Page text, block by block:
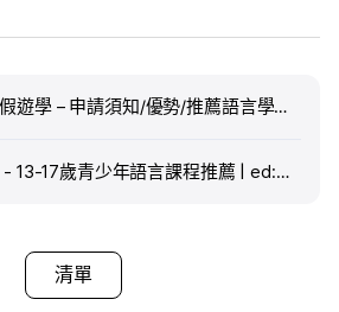
申請須知/優勢/推薦語言學校/常見問題 | ed:m留遊學
17歲青少年語言課程推薦 | ed:m留遊學
清單